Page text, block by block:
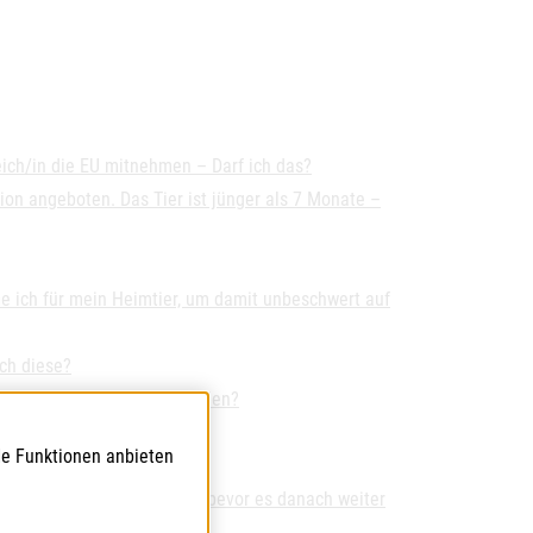
in die EU mitnehmen – Darf ich das?
angeboten. Das Tier ist jünger als 7 Monate –
ich für mein Heimtier, um damit unbeschwert auf
diese?
ausgestellt werden?
Mitgliedstaat der EU bevor es danach weiter
Funktionen anbieten